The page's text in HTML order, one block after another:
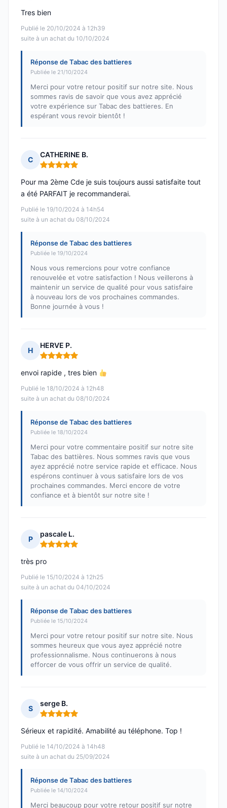
Publié le 20/10/2024 à 12h39
suite à un achat du 10/10/2024
Tres bien
Réponse de Tabac des battieres
Publiée le 21/10/2024
Merci pour votre retour positif sur notre site. Nous
sommes ravis de savoir que vous avez apprécié
votre expérience sur Tabac des battieres. En
espérant vous revoir bientôt !
C
CATHERINE B.
Note : 5 sur 5
Publié le 19/10/2024 à 14h54
suite à un achat du 08/10/2024
Pour ma 2ème Cde je suis toujours aussi satisfaite tout
a été PARFAIT je recommanderai.
Réponse de Tabac des battieres
Publiée le 19/10/2024
Nous vous remercions pour votre confiance
renouvelée et votre satisfaction ! Nous veillerons à
maintenir un service de qualité pour vous satisfaire
à nouveau lors de vos prochaines commandes.
Bonne journée à vous !
H
HERVE P.
Note : 5 sur 5
Publié le 18/10/2024 à 12h48
suite à un achat du 08/10/2024
envoi rapide , tres bien
Réponse de Tabac des battieres
Publiée le 18/10/2024
Merci pour votre commentaire positif sur notre site
Tabac des battières. Nous sommes ravis que vous
ayez apprécié notre service rapide et efficace. Nous
espérons continuer à vous satisfaire lors de vos
prochaines commandes. Merci encore de votre
confiance et à bientôt sur notre site !
P
pascale L.
Note : 5 sur 5
Publié le 15/10/2024 à 12h25
suite à un achat du 04/10/2024
très pro
Réponse de Tabac des battieres
Publiée le 15/10/2024
Merci pour votre retour positif sur notre site. Nous
sommes heureux que vous ayez apprécié notre
professionnalisme. Nous continuerons à nous
efforcer de vous offrir un service de qualité.
S
serge B.
Note : 5 sur 5
Publié le 14/10/2024 à 14h48
suite à un achat du 25/09/2024
Sérieux et rapidité. Amabilité au téléphone. Top !
Réponse de Tabac des battieres
Publiée le 14/10/2024
Merci beaucoup pour votre retour positif sur notre